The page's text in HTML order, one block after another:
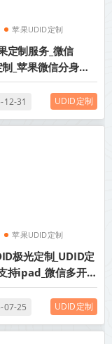
苹果UDID定制
UDID定制版微信
定制服务_微信
_苹果微信分身多
12-31 UDID定制
苹果UDID定制
UDID定制版微信
极光定制_UDID定
持ipad_微信多开定
07-25 UDID定制